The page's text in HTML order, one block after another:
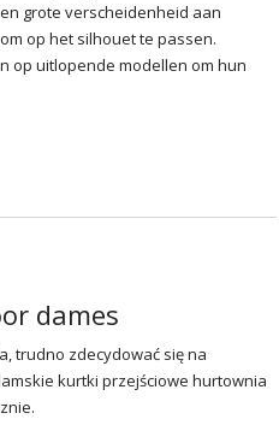
grote verscheidenheid aan
op het silhouet te passen.
op uitlopende modellen om hun
dames
trudno zdecydować się na
kurtki przejściowe hurtownia